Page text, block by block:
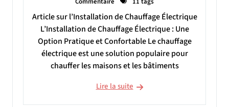
Article sur l’Installation de Chauffage Électrique
L’Installation de Chauffage Électrique : Une
Option Pratique et Confortable Le chauffage
électrique est une solution populaire pour
chauffer les maisons et les bâtiments
Lire la suite